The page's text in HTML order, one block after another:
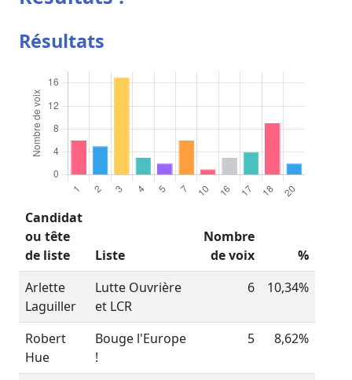
Résultats
Candidat
ou tête
de liste
Liste
Nombre
de voix
%
Arlette
Laguiller
Lutte Ouvrière
et LCR
6 10,34%
Robert
Hue
Bouge l'Europe
!
5 8,62%